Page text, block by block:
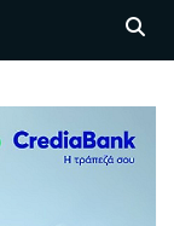
και